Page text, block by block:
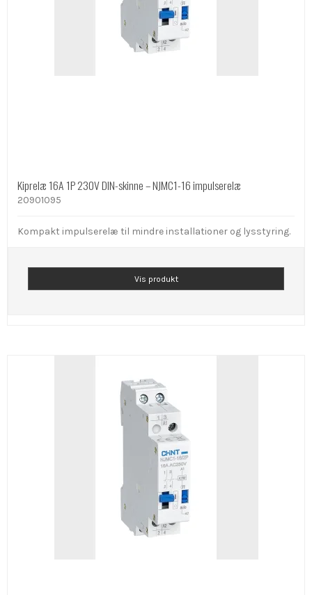
Kiprelæ 16A 1P 230V DIN-skinne – NJMC1-16 impulserelæ
20901095
Kompakt impulserelæ til mindre installationer og lysstyring.
Vis produkt